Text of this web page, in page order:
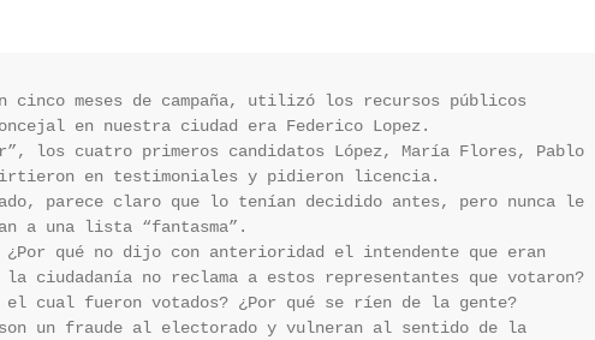
cinco meses de campaña, utilizó los recursos públicos
en nuestra ciudad era Federico Lopez.
los cuatro primeros candidatos López, María Flores, Pablo
en testimoniales y pidieron licencia.
parece claro que lo tenían decidido antes, pero nunca le
a una lista “fantasma”.
qué no dijo con anterioridad el intendente que eran
la ciudadanía no reclama a estos representantes que votaron?
el cual fueron votados? ¿Por qué se ríen de la gente?
un fraude al electorado y vulneran al sentido de la